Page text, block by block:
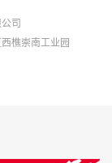
司
樵崇南工业园